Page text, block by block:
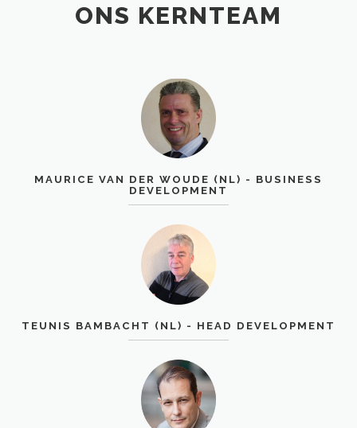
ONS KERNTEAM
MAURICE VAN DER WOUDE (NL) - BUSINESS
DEVELOPMENT
TEUNIS BAMBACHT (NL) - HEAD DEVELOPMENT